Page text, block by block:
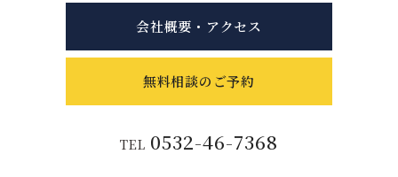
会社概要・アクセス
無料相談のご予約
TEL 0532-46-7368